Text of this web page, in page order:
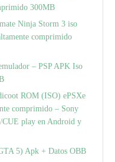
300MB
Ninja Storm 3 iso
comprimido
– PSP APK Iso
ROM (ISO) ePSXe
comprimido – Sony
play en Android y
5) Apk + Datos OBB